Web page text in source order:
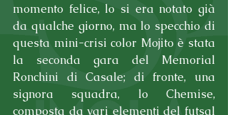
momento felice, lo si era notato già
da qualche giorno, ma lo specchio di
questa mini-crisi color Mojito è stata
la seconda gara del Memorial
Ronchini di Casale; di fronte, una
signora squadra, lo Chemise,
composta da vari elementi del futsal